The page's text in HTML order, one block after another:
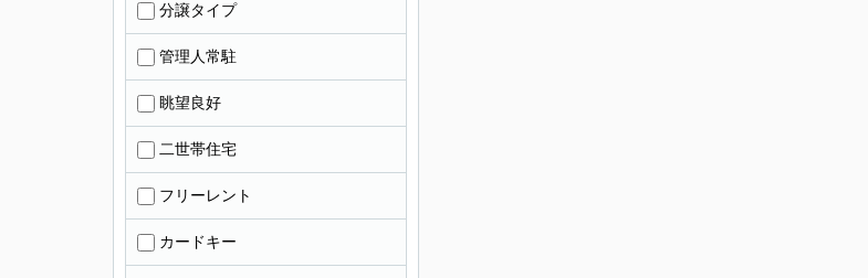
分譲タイプ
管理人常駐
眺望良好
二世帯住宅
フリーレント
カードキー